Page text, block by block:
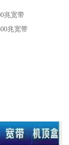
兆宽带
兆宽带